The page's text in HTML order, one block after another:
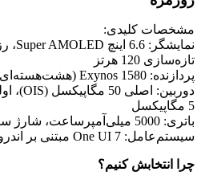
مشخصات کلیدی:
تازه‌سازی 120 هرتز
پردازنده: Exynos 1580 (هشت‌هسته‌ای، 4 نانومتری)
5 مگاپیکسل
باتری: 5000 میلی‌آمپرساعت، شارژ سریع 45 وات
سیستم‌عامل: One UI 7 مبتنی بر اندروید 15
چرا انتخابش کنیم؟